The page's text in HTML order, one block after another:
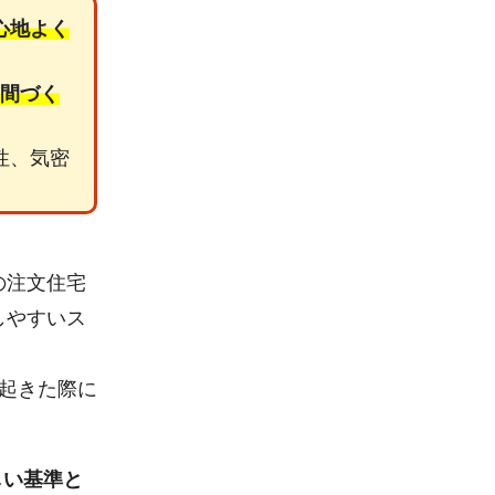
地よく
づく
、気密
注文住宅
すいス
きた際に
基準と